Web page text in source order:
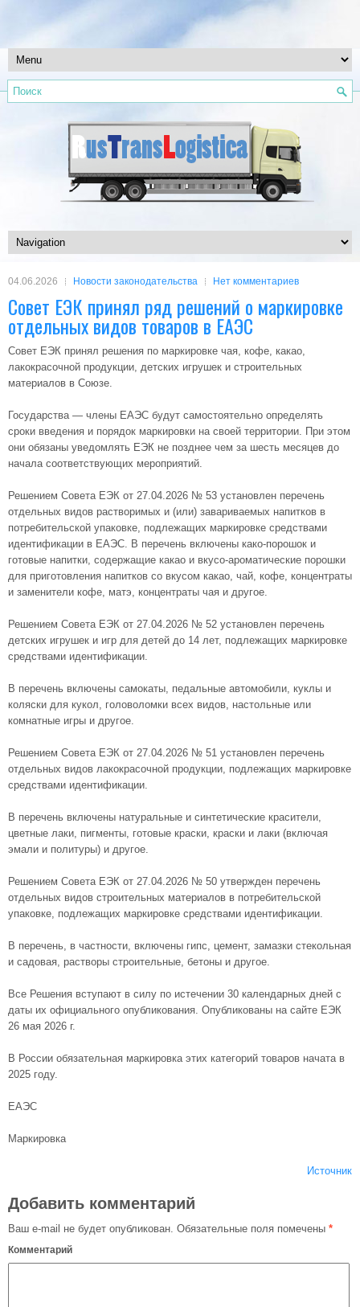
04.06.2026 Новости законодательства Нет комментариев
Совет ЕЭК принял ряд решений о маркировке
отдельных видов товаров в ЕАЭС
Совет ЕЭК принял решения по маркировке чая, кофе, какао,
лакокрасочной продукции, детских игрушек и строительных
материалов в Союзе.
Государства — члены ЕАЭС будут самостоятельно определять
сроки введения и порядок маркировки на своей территории. При этом
они обязаны уведомлять ЕЭК не позднее чем за шесть месяцев до
начала соответствующих мероприятий.
Решением Совета ЕЭК от 27.04.2026 № 53 установлен перечень
отдельных видов растворимых и (или) завариваемых напитков в
потребительской упаковке, подлежащих маркировке средствами
идентификации в ЕАЭС. В перечень включены како-порошок и
готовые напитки, содержащие какао и вкусо-ароматические порошки
для приготовления напитков со вкусом какао, чай, кофе, концентраты
и заменители кофе, матэ, концентраты чая и другое.
Решением Совета ЕЭК от 27.04.2026 № 52 установлен перечень
детских игрушек и игр для детей до 14 лет, подлежащих маркировке
средствами идентификации.
В перечень включены самокаты, педальные автомобили, куклы и
коляски для кукол, головоломки всех видов, настольные или
комнатные игры и другое.
Решением Совета ЕЭК от 27.04.2026 № 51 установлен перечень
отдельных видов лакокрасочной продукции, подлежащих маркировке
средствами идентификации.
В перечень включены натуральные и синтетические красители,
цветные лаки, пигменты, готовые краски, краски и лаки (включая
эмали и политуры) и другое.
Решением Совета ЕЭК от 27.04.2026 № 50 утвержден перечень
отдельных видов строительных материалов в потребительской
упаковке, подлежащих маркировке средствами идентификации.
В перечень, в частности, включены гипс, цемент, замазки стекольная
и садовая, растворы строительные, бетоны и другое.
Все Решения вступают в силу по истечении 30 календарных дней с
даты их официального опубликования. Опубликованы на сайте ЕЭК
26 мая 2026 г.
В России обязательная маркировка этих категорий товаров начата в
2025 году.
ЕАЭС
Маркировка
Источник
Добавить комментарий
Ваш e-mail не будет опубликован. Обязательные поля помечены *
Комментарий